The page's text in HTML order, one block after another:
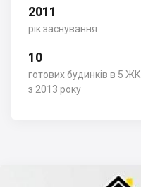
2011
рік заснування
10
готових будинків в 5 ЖК
з 2013 року